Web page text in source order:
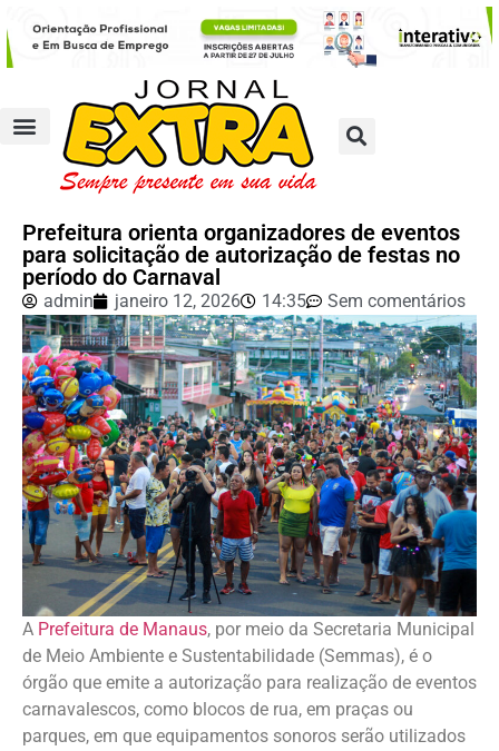
Prefeitura orienta organizadores de eventos
para solicitação de autorização de festas no
período do Carnaval
admin janeiro 12, 2026 14:35 Sem comentários
A Prefeitura de Manaus, por meio da Secretaria Municipal
de Meio Ambiente e Sustentabilidade (Semmas), é o
órgão que emite a autorização para realização de eventos
carnavalescos, como blocos de rua, em praças ou
parques, em que equipamentos sonoros serão utilizados